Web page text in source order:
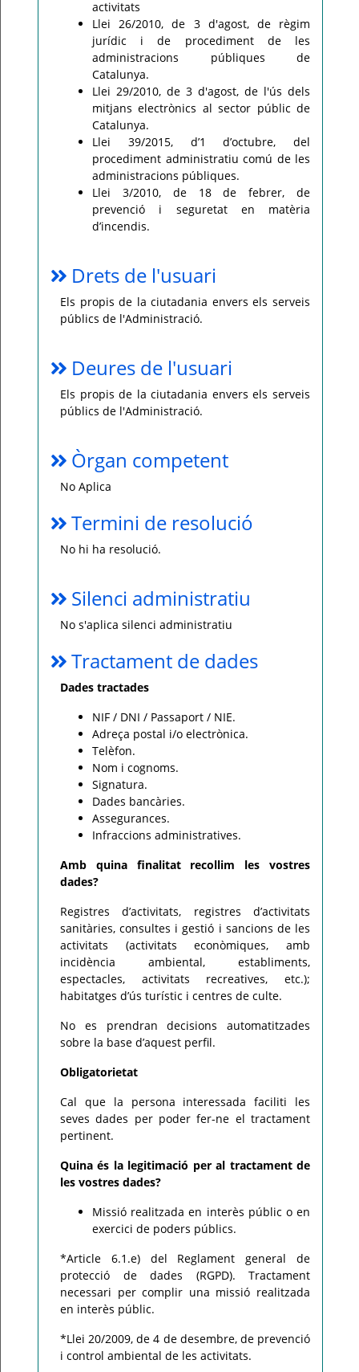
activitats
Llei 26/2010, de 3 d'agost, de règim
jurídic i de procediment de les
administracions públiques de
Catalunya.
Llei 29/2010, de 3 d'agost, de l'ús dels
mitjans electrònics al sector públic de
Catalunya.
Llei 39/2015, d’1 d’octubre, del
procediment administratiu comú de les
administracions públiques.
Llei 3/2010, de 18 de febrer, de
prevenció i seguretat en matèria
d’incendis.
Drets de l'usuari
Els propis de la ciutadania envers els serveis
públics de l'Administració.
Deures de l'usuari
Els propis de la ciutadania envers els serveis
públics de l'Administració.
Òrgan competent
No Aplica
Termini de resolució
No hi ha resolució.
Silenci administratiu
No s'aplica silenci administratiu
Tractament de dades
Dades tractades
NIF / DNI / Passaport / NIE.
Adreça postal i/o electrònica.
Telèfon.
Nom i cognoms.
Signatura.
Dades bancàries.
Assegurances.
Infraccions administratives.
Amb quina finalitat recollim les vostres
dades?
Registres d’activitats, registres d’activitats
sanitàries, consultes i gestió i sancions de les
activitats (activitats econòmiques, amb
incidència ambiental, establiments,
espectacles, activitats recreatives, etc.);
habitatges d’ús turístic i centres de culte.
No es prendran decisions automatitzades
sobre la base d’aquest perfil.
Obligatorietat
Cal que la persona interessada faciliti les
seves dades per poder fer-ne el tractament
pertinent.
Quina és la legitimació per al tractament de
les vostres dades?
Missió realitzada en interès públic o en
exercici de poders públics.
*Article 6.1.e) del Reglament general de
protecció de dades (RGPD). Tractament
necessari per complir una missió realitzada
en interès públic.
*Llei 20/2009, de 4 de desembre, de prevenció
i control ambiental de les activitats.